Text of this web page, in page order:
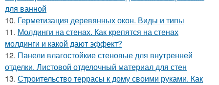
для ванной
10. Герметизация деревянных окон. Виды и типы
11. Молдинги на стенах. Как крепятся на стенах
молдинги и какой дают эффект?
12. Панели влагостойкие стеновые для внутренней
отделки. Листовой отделочный материал для стен
13. Строительство террасы к дому своими руками. Как